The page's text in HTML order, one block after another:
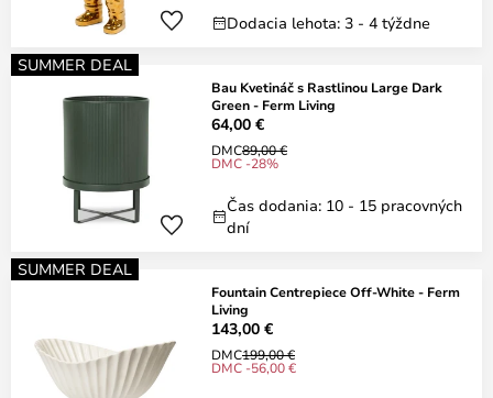
Dodacia lehota: 3 - 4 týždne
SUMMER DEAL
Bau Kvetináč s Rastlinou Large Dark
Green - Ferm Living
64,00 €
DMC89,00 €
DMC -28%
Čas dodania: 10 - 15 pracovných
dní
SUMMER DEAL
Fountain Centrepiece Off-White - Ferm
Living
143,00 €
DMC199,00 €
DMC -56,00 €